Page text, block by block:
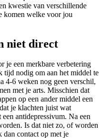
kwestie van verschillende
komen welke voor jou
niet direct
je een merkbare verbetering
tijd nodig om aan het middel te
4-6 weken nog geen verschil,
met je arts. Misschien dat
op een ander middel een
je klachten juist wat
een antidepressivum. Na een
Is dat niet zo, of worden
dan contact op met je